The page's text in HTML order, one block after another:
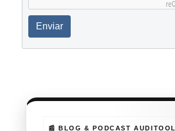
Enviar
📰 BLOG & PODCAST AUDITOOL